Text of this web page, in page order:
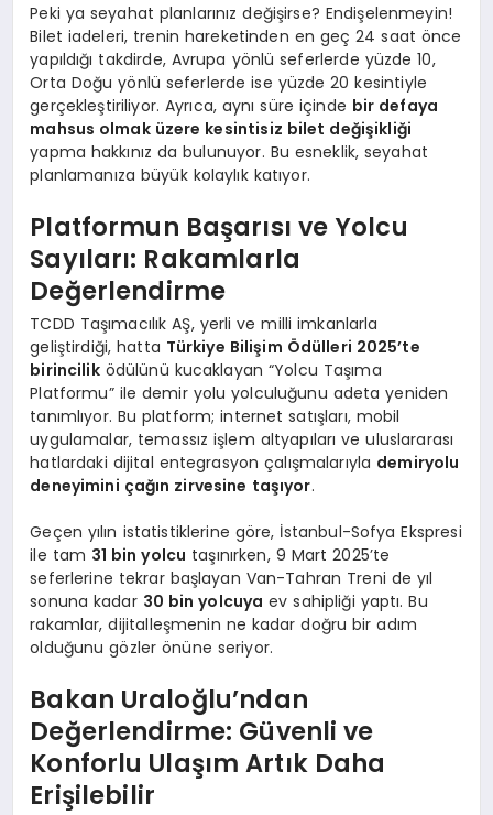
Peki ya seyahat planlarınız değişirse? Endişelenmeyin!
Bilet iadeleri, trenin hareketinden en geç 24 saat önce
yapıldığı takdirde, Avrupa yönlü seferlerde yüzde 10,
Orta Doğu yönlü seferlerde ise yüzde 20 kesintiyle
gerçekleştiriliyor. Ayrıca, aynı süre içinde bir defaya
mahsus olmak üzere kesintisiz bilet değişikliği
yapma hakkınız da bulunuyor. Bu esneklik, seyahat
planlamanıza büyük kolaylık katıyor.
Platformun Başarısı ve Yolcu
Sayıları: Rakamlarla
Değerlendirme
TCDD Taşımacılık AŞ, yerli ve milli imkanlarla
geliştirdiği, hatta Türkiye Bilişim Ödülleri 2025’te
birinciliködülünü kucaklayan “Yolcu Taşıma
Platformu” ile demir yolu yolculuğunu adeta yeniden
tanımlıyor. Bu platform; internet satışları, mobil
uygulamalar, temassız işlem altyapıları ve uluslararası
hatlardaki dijital entegrasyon çalışmalarıyla demiryolu
deneyimini çağın zirvesine taşıyor.
Geçen yılın istatistiklerine göre, İstanbul-Sofya Ekspresi
ile tam 31 bin yolcu taşınırken, 9 Mart 2025’te
seferlerine tekrar başlayan Van-Tahran Treni de yıl
sonuna kadar 30 bin yolcuya ev sahipliği yaptı. Bu
rakamlar, dijitalleşmenin ne kadar doğru bir adım
olduğunu gözler önüne seriyor.
Bakan Uraloğlu’ndan
Değerlendirme: Güvenli ve
Konforlu Ulaşım Artık Daha
Erişilebilir